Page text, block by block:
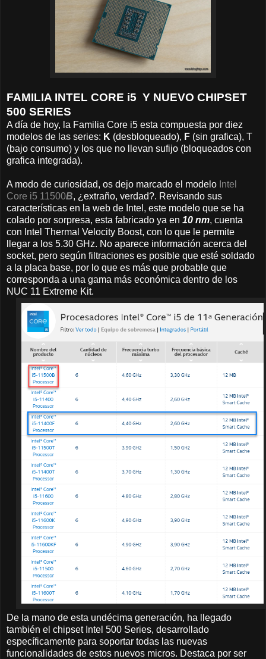
FAMILIA INTEL CORE i5 Y NUEVO CHIPSET
500 SERIES
A día de hoy, la Familia Core i5 esta compuesta por diez
modelos de las series: K (desbloqueado), F (sin grafica), T
(bajo consumo) y los que no llevan sufijo (bloqueados con
grafica integrada).
A modo de curiosidad, os dejo marcado el modelo Intel
Core i5 11500B, ¿extraño, verdad?. Revisando sus
características en la web de Intel, este modelo que se ha
colado por sorpresa, esta fabricado ya en 10 nm, cuenta
con Intel Thermal Velocity Boost, con lo que le permite
llegar a los 5.30 GHz. No aparece información acerca del
socket, pero según filtraciones es posible que esté soldado
a la placa base, por lo que es más que probable que
corresponda a una gama más económica dentro de los
NUC 11 Extreme Kit.
De la mano de esta undécima generación, ha llegado
también el chipset Intel 500 Series, desarrollado
específicamente para soportar todas las nuevas
funcionalidades de estos nuevos micros. Destaca por ser